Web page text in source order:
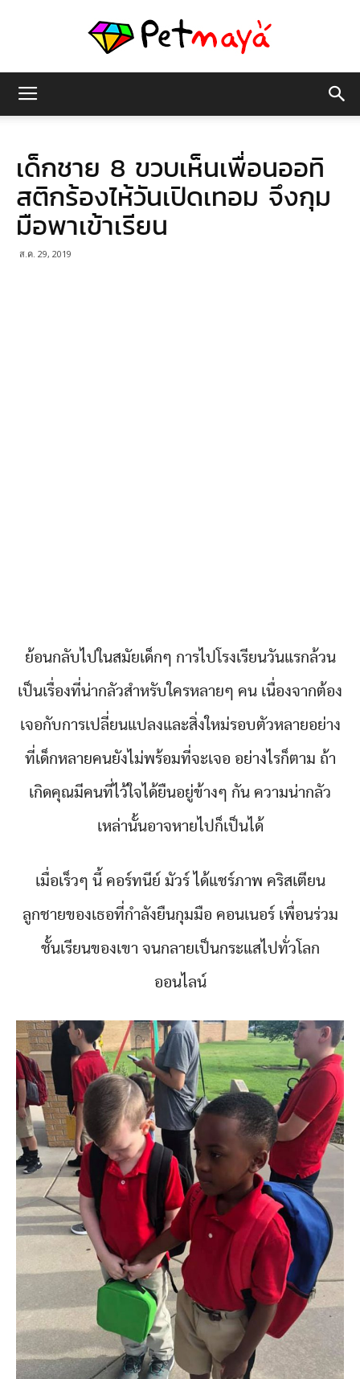
มายา
เด็กชาย 8 ขวบเห็นเพื่อนออทิ
สติกร้องไห้วันเปิดเทอม จึงกุม
มือพาเข้าเรียน
ส.ค. 29, 2019
ย้อนกลับไปในสมัยเด็กๆ การไปโรงเรียนวันแรกล้วน
เป็นเรื่องที่น่ากลัวสำหรับใครหลายๆ คน เนื่องจากต้อง
เจอกับการเปลี่ยนแปลงและสิ่งใหม่รอบตัวหลายอย่าง
ที่เด็กหลายคนยังไม่พร้อมที่จะเจอ อย่างไรก็ตาม ถ้า
เกิดคุณมีคนที่ไว้ใจได้ยืนอยู่ข้างๆ กัน ความน่ากลัว
เหล่านั้นอาจหายไปก็เป็นได้
เมื่อเร็วๆ นี้ คอร์ทนีย์ มัวร์ ได้แชร์ภาพ คริสเตียน
ลูกชายของเธอที่กำลังยืนกุมมือ คอนเนอร์ เพื่อนร่วม
ชั้นเรียนของเขา จนกลายเป็นกระแสไปทั่วโลก
ออนไลน์